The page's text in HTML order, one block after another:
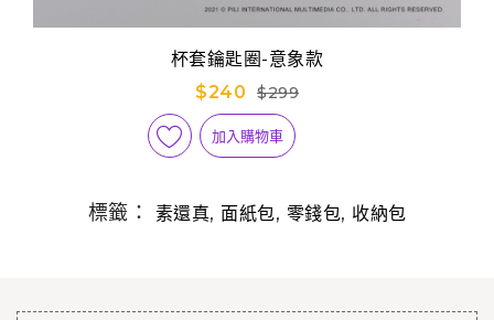
杯套鑰匙圈-意象款
$240
$299
加入購物車
標籤： 素還真, 面紙包, 零錢包, 收納包